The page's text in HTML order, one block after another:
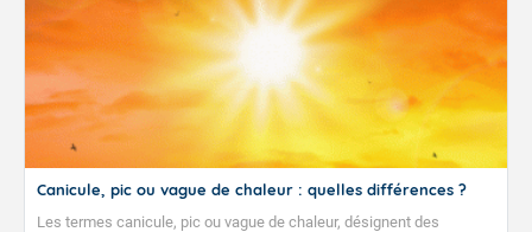
Canicule, pic ou vague de chaleur : quelles différences ?
Les termes canicule, pic ou vague de chaleur, désignent des